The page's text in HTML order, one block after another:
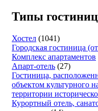
Типы гостиниц
Хостел (1041)
Городская гостиница
Комплекс апартаментов
Апарт-отель (27)
Гостиница,
объектом культурного
территории
Курортный отель,